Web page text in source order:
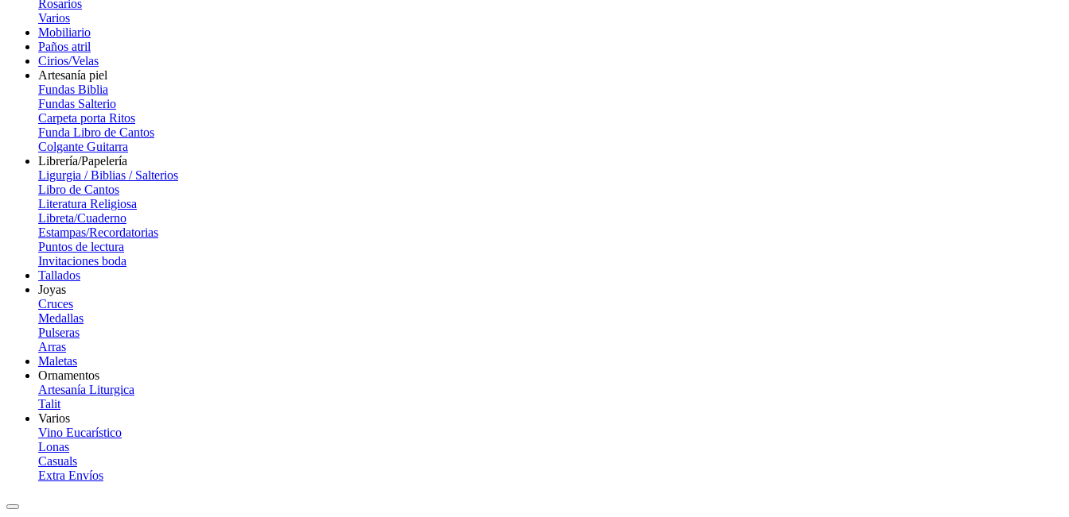
Rosarios
Varios
Mobiliario
Paños atril
Cirios/Velas
Artesanía piel
Fundas Biblia
Fundas Salterio
Carpeta porta Ritos
Funda Libro de Cantos
Colgante Guitarra
Librería/Papelería
Ligurgia / Biblias / Salterios
Libro de Cantos
Literatura Religiosa
Libreta/Cuaderno
Estampas/Recordatorias
Puntos de lectura
Invitaciones boda
Tallados
Joyas
Cruces
Medallas
Pulseras
Arras
Maletas
Ornamentos
Artesanía Liturgica
Talit
Varios
Vino Eucarístico
Lonas
Casuals
Extra Envíos